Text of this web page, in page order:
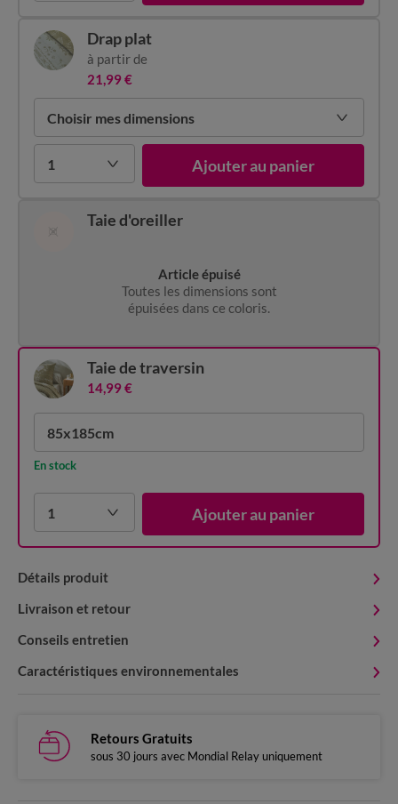
Choisir mes dimensions
1 Ajouter au panier
Drap plat
à partir de
21,99 €
Article épuisé
Toutes les dimensions sont
épuisées dans ce coloris.
Taie d'oreiller
85x185cm
En stock
1 Ajouter au panier
Taie de traversin
14,99 €
Détails produit
Livraison et retour
Conseils entretien
Caractéristiques environnementales
Retours Gratuits
sous 30 jours avec Mondial Relay uniquement